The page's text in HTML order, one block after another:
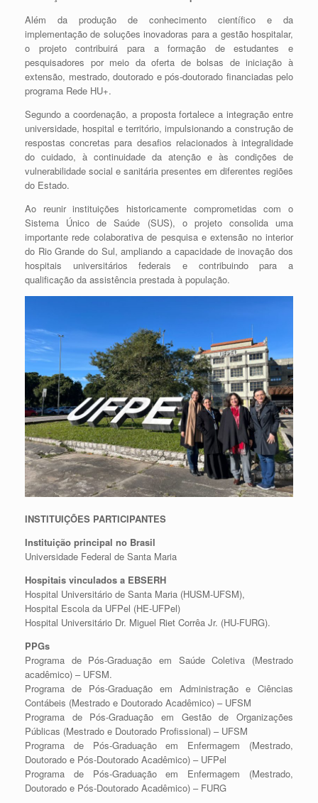
Além da produção de conhecimento científico e da
implementação de soluções inovadoras para a gestão hospitalar,
o projeto contribuirá para a formação de estudantes e
pesquisadores por meio da oferta de bolsas de iniciação à
extensão, mestrado, doutorado e pós-doutorado financiadas pelo
programa Rede HU+.
Segundo a coordenação, a proposta fortalece a integração entre
universidade, hospital e território, impulsionando a construção de
respostas concretas para desafios relacionados à integralidade
do cuidado, à continuidade da atenção e às condições de
vulnerabilidade social e sanitária presentes em diferentes regiões
do Estado.
Ao reunir instituições historicamente comprometidas com o
Sistema Único de Saúde (SUS), o projeto consolida uma
importante rede colaborativa de pesquisa e extensão no interior
do Rio Grande do Sul, ampliando a capacidade de inovação dos
hospitais universitários federais e contribuindo para a
qualificação da assistência prestada à população.
INSTITUIÇÕES PARTICIPANTES
Instituição principal no Brasil
Universidade Federal de Santa Maria
Hospitais vinculados a EBSERH
Hospital Universitário de Santa Maria (HUSM-UFSM),
Hospital Escola da UFPel (HE-UFPel)
Hospital Universitário Dr. Miguel Riet Corrêa Jr. (HU-FURG).
PPGs
Programa de Pós-Graduação em Saúde Coletiva (Mestrado
acadêmico) – UFSM.
Programa de Pós-Graduação em Administração e Ciências
Contábeis (Mestrado e Doutorado Acadêmico) – UFSM
Programa de Pós-Graduação em Gestão de Organizações
Públicas (Mestrado e Doutorado Profissional) – UFSM
Programa de Pós-Graduação em Enfermagem (Mestrado,
Doutorado e Pós-Doutorado Acadêmico) – UFPel
Programa de Pós-Graduação em Enfermagem (Mestrado,
Doutorado e Pós-Doutorado Acadêmico) – FURG